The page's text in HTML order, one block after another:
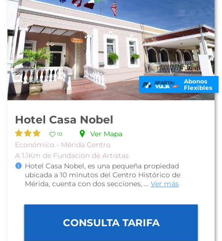
Abonos
Flexibles
Hotel Casa Nobel
10
Ver Mapa
Económico - Mérida Centro
A 1.1Km de Fundación de Artistas
Hotel Casa Nobel, es una pequeña propiedad
ubicada a 10 minutos del Centro Histórico de
Mérida, cuenta con dos secciones, ... Ver más
CONSULTA TARIFA